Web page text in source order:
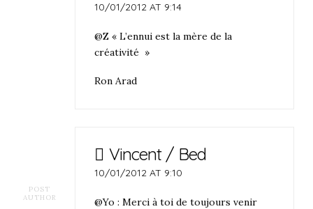
10/01/2012 AT 9:14
@Z « L’ennui est la mère de la
créativité »
Ron Arad
POST
AUTHOR
Vincent / Bed
10/01/2012 AT 9:10
@Yo : Merci à toi de toujours venir